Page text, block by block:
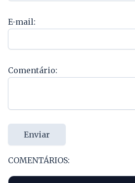
E-mail:
Comentário:
Enviar
COMENTÁRIOS: